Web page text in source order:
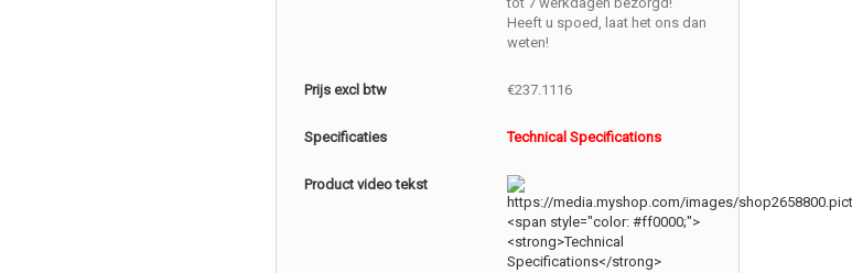
Heeft u spoed, laat het ons dan
weten!
Prijs excl btw €237.1116
Specificaties Technical Specifications
Product video tekst